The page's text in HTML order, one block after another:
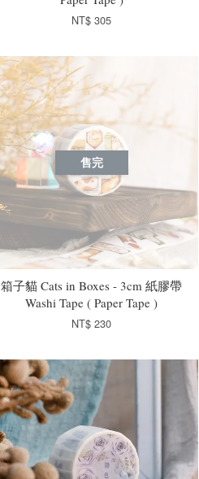
NT$ 305
售完
箱子貓 Cats in Boxes - 3cm 紙膠帶
Washi Tape ( Paper Tape )
NT$ 230